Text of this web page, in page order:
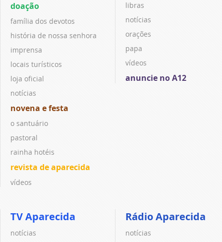
doação
família dos devotos
história de nossa senhora
imprensa
locais turísticos
loja oficial
notícias
novena e festa
o santuário
pastoral
rainha hotéis
revista de aparecida
vídeos
libras
notícias
orações
papa
vídeos
anuncie no A12
TV Aparecida
notícias
Rádio Aparecida
notícias